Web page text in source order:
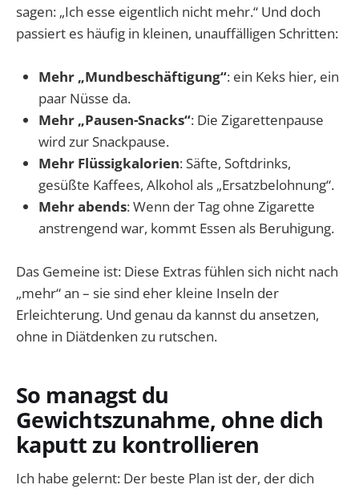
sagen: „Ich esse eigentlich nicht mehr.“ Und doch
passiert es häufig in kleinen, unauffälligen Schritten:
Mehr „Mundbeschäftigung“: ein Keks hier, ein
paar Nüsse da.
Mehr „Pausen-Snacks“: Die Zigarettenpause
wird zur Snackpause.
Mehr Flüssigkalorien: Säfte, Softdrinks,
gesüßte Kaffees, Alkohol als „Ersatzbelohnung“.
Mehr abends: Wenn der Tag ohne Zigarette
anstrengend war, kommt Essen als Beruhigung.
Das Gemeine ist: Diese Extras fühlen sich nicht nach
„mehr“ an – sie sind eher kleine Inseln der
Erleichterung. Und genau da kannst du ansetzen,
ohne in Diätdenken zu rutschen.
So managst du
Gewichtszunahme, ohne dich
kaputt zu kontrollieren
Ich habe gelernt: Der beste Plan ist der, der dich